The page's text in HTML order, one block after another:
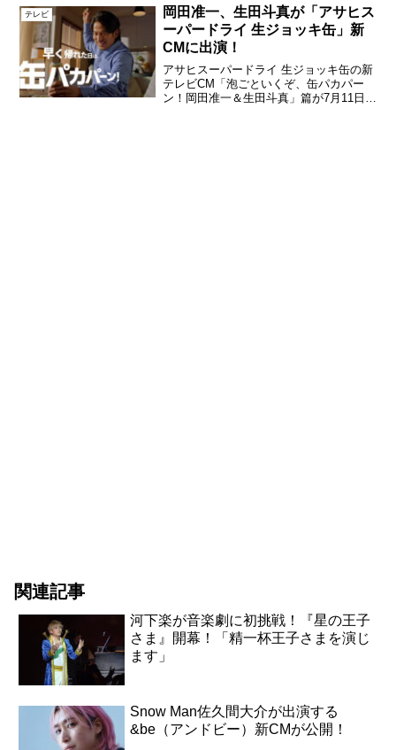
トル」のCMキャラクターに迎え、新
TVCM『レギュ...
テレビ
岡田准一、生田斗真が「アサヒス
ーパードライ 生ジョッキ缶」新
CMに出演！
アサヒスーパードライ 生ジョッキ缶の新
テレビCM「泡ごといくぞ、缶パカパー
ン！岡田准一＆生田斗真」篇が7月11日か
関連記事
河下楽が音楽劇に初挑戦！『星の王子
さま』開幕！「精一杯王子さまを演じ
ます」
Snow Man佐久間大介が出演する
&be（アンドビー）新CMが公開！